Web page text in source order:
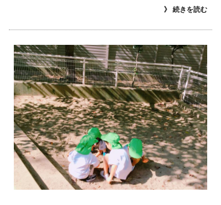
》 続きを読む